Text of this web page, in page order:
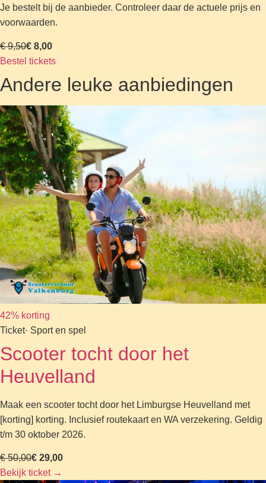
Je bestelt bij de aanbieder. Controleer daar de actuele prijs en
voorwaarden.
€ 9,50€ 8,00
Bestel tickets
Andere leuke aanbiedingen
42% korting
Ticket· Sport en spel
Scooter tocht door het
Heuvelland
Maak een scooter tocht door het Limburgse Heuvelland met
[korting] korting. Inclusief routekaart en WA verzekering. Geldig
t/m 30 oktober 2026.
€ 50,00€ 29,00
Bekijk ticket →